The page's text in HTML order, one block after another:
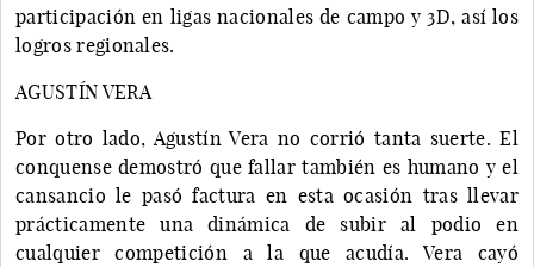
participación en ligas nacionales de campo y 3D, así los
logros regionales.
AGUSTÍN VERA
Por otro lado, Agustín Vera no corrió tanta suerte. El
conquense demostró que fallar también es humano y el
cansancio le pasó factura en esta ocasión tras llevar
prácticamente una dinámica de subir al podio en
cualquier competición a la que acudía. Vera cayó